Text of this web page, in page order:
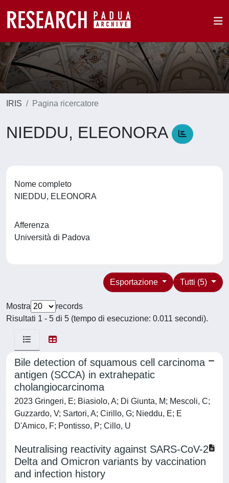
IRIS Pagina ricercatore
NIEDDU, ELEONORA
Nome completo
NIEDDU, ELEONORA
Afferenza
Università di Padova
Tutti (5)
Esportazione
Mostra
records
Risultati 1 - 5 di 5 (tempo di esecuzione: 0.011 secondi).
Bile detection of squamous cell carcinoma
antigen (SCCA) in extrahepatic
cholangiocarcinoma
2023 Gringeri, E; Biasiolo, A; Di Giunta, M; Mescoli, C;
Guzzardo, V; Sartori, A; Cirillo, G; Nieddu, E; E
D'Amico, F; Pontisso, P; Cillo, U
Neutralising reactivity against SARS-CoV-2
Delta and Omicron variants by vaccination
and infection history